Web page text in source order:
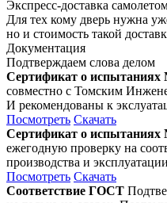
Экспресс-доставка
Для тех кому дверь нужна
но и стоимость такой
Документация
Подтверждаем слова делом
Сертификат о испытаниях
совместно с Томским
И рекомендованы к
Посмотреть Скачать
Сертификат о
ежегодную проверку на
производства и
Посмотреть Скачать
Соответствие ГОСТ